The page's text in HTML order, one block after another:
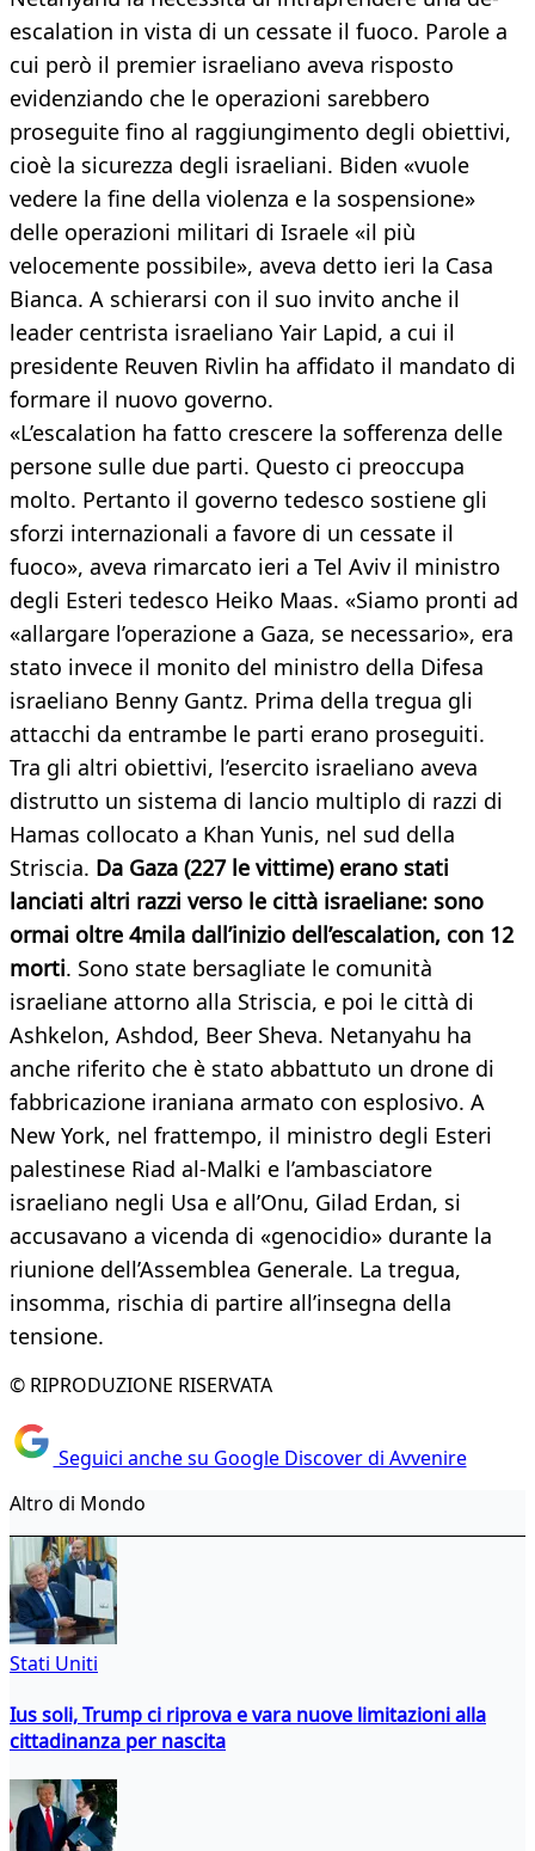
escalation in vista di un cessate il fuoco. Parole a
cui però il premier israeliano aveva risposto
evidenziando che le operazioni sarebbero
proseguite fino al raggiungimento degli obiettivi,
cioè la sicurezza degli israeliani. Biden «vuole
vedere la fine della violenza e la sospensione»
delle operazioni militari di Israele «il più
velocemente possibile», aveva detto ieri la Casa
Bianca. A schierarsi con il suo invito anche il
leader centrista israeliano Yair Lapid, a cui il
presidente Reuven Rivlin ha affidato il mandato di
formare il nuovo governo.
«L’escalation ha fatto crescere la sofferenza delle
persone sulle due parti. Questo ci preoccupa
molto. Pertanto il governo tedesco sostiene gli
sforzi internazionali a favore di un cessate il
fuoco», aveva rimarcato ieri a Tel Aviv il ministro
degli Esteri tedesco Heiko Maas. «Siamo pronti ad
«allargare l’operazione a Gaza, se necessario», era
stato invece il monito del ministro della Difesa
israeliano Benny Gantz. Prima della tregua gli
attacchi da entrambe le parti erano proseguiti.
Tra gli altri obiettivi, l’esercito israeliano aveva
distrutto un sistema di lancio multiplo di razzi di
Hamas collocato a Khan Yunis, nel sud della
Striscia. Da Gaza (227 le vittime) erano stati
lanciati altri razzi verso le città israeliane: sono
ormai oltre 4mila dall’inizio dell’escalation, con 12
morti. Sono state bersagliate le comunità
israeliane attorno alla Striscia, e poi le città di
Ashkelon, Ashdod, Beer Sheva. Netanyahu ha
anche riferito che è stato abbattuto un drone di
fabbricazione iraniana armato con esplosivo. A
New York, nel frattempo, il ministro degli Esteri
palestinese Riad al-Malki e l’ambasciatore
israeliano negli Usa e all’Onu, Gilad Erdan, si
accusavano a vicenda di «genocidio» durante la
riunione dell’Assemblea Generale. La tregua,
insomma, rischia di partire all’insegna della
tensione.
© RIPRODUZIONE RISERVATA
Seguici anche su Google Discover di Avvenire
Altro di Mondo
Stati Uniti
Ius soli, Trump ci riprova e vara nuove limitazioni alla
cittadinanza per nascita